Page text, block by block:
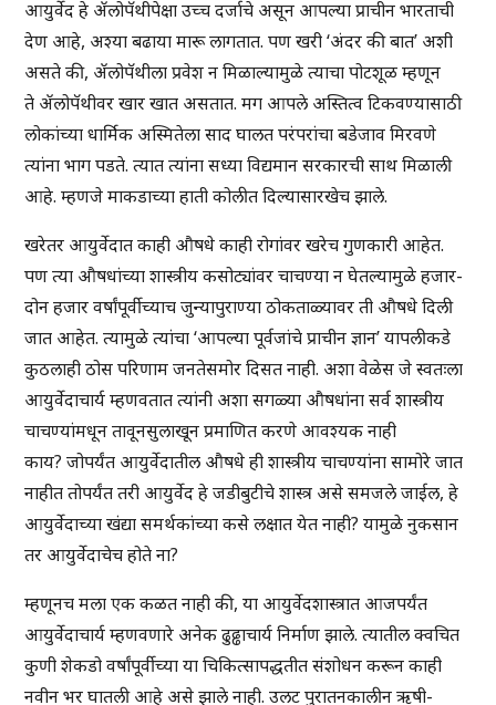
आयुर्वेद हे ॲलोपॅथीपेक्षा उच्च दर्जाचे असून आपल्या प्राचीन भारताची
देण आहे, अश्या बढाया मारू लागतात. पण खरी ‘अंदर की बात’ अशी
असते की, ॲलोपॅथीला प्रवेश न मिळाल्यामुळे त्याचा पोटशूळ म्हणून
ते ॲलोपॅथीवर खार खात असतात. मग आपले अस्तित्व टिकवण्यासाठी
लोकांच्या धार्मिक अस्मितेला साद घालत परंपरांचा बडेजाव मिरवणे
त्यांना भाग पडते. त्यात त्यांना सध्या विद्यमान सरकारची साथ मिळाली
आहे. म्हणजे माकडाच्या हाती कोलीत दिल्यासारखेच झाले.
खरेतर आयुर्वेदात काही औषधे काही रोगांवर खरेच गुणकारी आहेत.
पण त्या औषधांच्या शास्त्रीय कसोट्यांवर चाचण्या न घेतल्यामुळे हजार-
दोन हजार वर्षांपूर्वीच्याच जुन्यापुराण्या ठोकताळ्यावर ती औषधे दिली
जात आहेत. त्यामुळे त्यांचा ‘आपल्या पूर्वजांचे प्राचीन ज्ञान’ यापलीकडे
कुठलाही ठोस परिणाम जनतेसमोर दिसत नाही. अशा वेळेस जे स्वतःला
आयुर्वेदाचार्य म्हणवतात त्यांनी अशा सगळ्या औषधांना सर्व शास्त्रीय
चाचण्यांमधून तावूनसुलाखून प्रमाणित करणे आवश्यक नाही
काय? जोपर्यंत आयुर्वेदातील औषधे ही शास्त्रीय चाचण्यांना सामोरे जात
नाहीत तोपर्यंत तरी आयुर्वेद हे जडीबुटीचे शास्त्र असे समजले जाईल, हे
आयुर्वेदाच्या खंद्या समर्थकांच्या कसे लक्षात येत नाही? यामुळे नुकसान
तर आयुर्वेदाचेच होते ना?
म्हणूनच मला एक कळत नाही की, या आयुर्वेदशास्त्रात आजपर्यंत
आयुर्वेदाचार्य म्हणवणारे अनेक ढुढ्ढाचार्य निर्माण झाले. त्यातील क्वचित
कुणी शेकडो वर्षांपूर्वीच्या या चिकित्सापद्धतीत संशोधन करून काही
नवीन भर घातली आहे असे झाले नाही. उलट पुरातनकालीन ऋषी-